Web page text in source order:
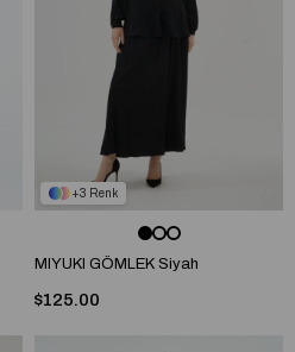
3
MIYUKI GÖMLEK Siyah
$125.00